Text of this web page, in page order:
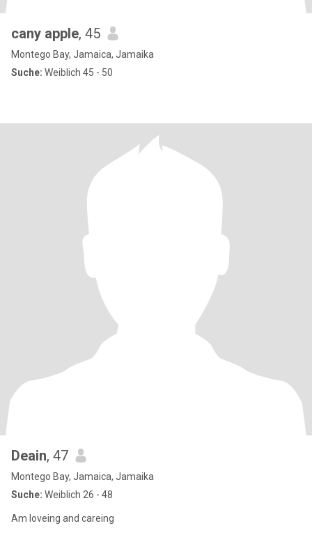
cany apple, 45
Montego Bay, Jamaica, Jamaika
Suche: Weiblich 45 - 50
Deain, 47
Montego Bay, Jamaica, Jamaika
Suche: Weiblich 26 - 48
Am loveing and careing